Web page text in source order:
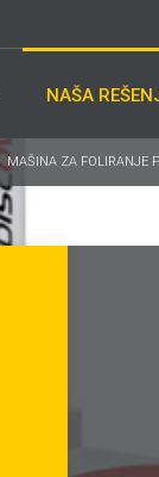
NAŠA
MAŠINA ZA FOLIRANJE